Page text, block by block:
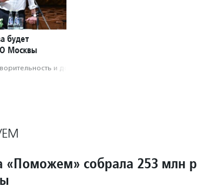
будет
Москвы
и доброволь­чест­во
собрала 253 млн